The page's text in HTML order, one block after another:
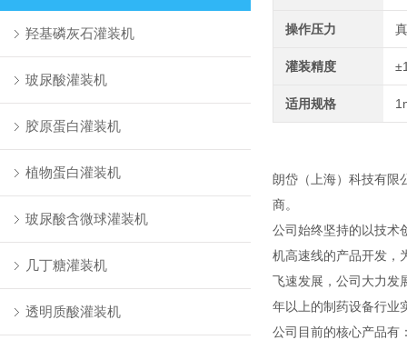
羟基磷灰石灌装机
玻尿酸灌装机
胶原蛋白灌装机
植物蛋白灌装机
玻尿酸含微球灌装机
几丁糖灌装机
透明质酸灌装机
操作压力
灌装精度
适用规格
朗岱（上海）科技有限
商。
公司始终坚持的以技术
机高速线的产品开发，
飞速发展，公司大力发
年以上的制药设备行业
公司目前的核心产品有